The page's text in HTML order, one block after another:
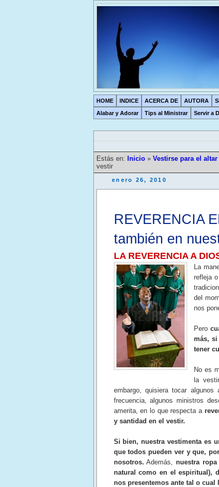
HOME INDICE ACERCA DE AUTORA
Alabar y Adorar
Tips al Ministrar Servir a
Estás en: Inicio » Vestirse para el altar
vestir
enero 26, 2010
REVERENCIA
también en
LA REVERENCIA A
a
refleja
del
nos
Pero
más,
tener
No es
la
embargo, quisiera tocar
frecuencia, algunos ministros
amerita, en lo que respecta a
y santidad en el vestir.
Si bien, nuestra vestimenta es
que todos pueden ver y que,
nosotros. Además,nuestra
natural como en el espiritual),
nos presentemos ante tal o cual